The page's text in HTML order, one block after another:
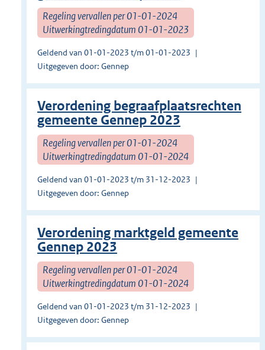
Regeling vervallen per 01-01-2024
Uitwerkingtredingdatum 01-01-2023
Geldend van 01-01-2023 t/m 01-01-2023
Uitgegeven door: Gennep
Verordening begraafplaatsrechten
gemeente Gennep 2023
Regeling vervallen per 01-01-2024
Uitwerkingtredingdatum 01-01-2024
Geldend van 01-01-2023 t/m 31-12-2023
Uitgegeven door: Gennep
Verordening marktgeld gemeente
Gennep 2023
Regeling vervallen per 01-01-2024
Uitwerkingtredingdatum 01-01-2024
Geldend van 01-01-2023 t/m 31-12-2023
Uitgegeven door: Gennep